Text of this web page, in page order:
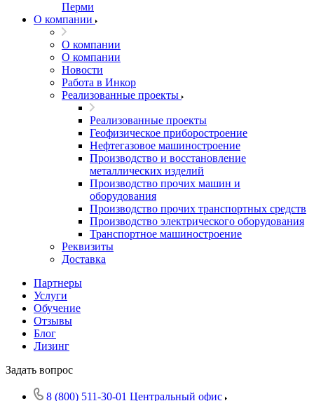
Перми
О компании
О компании
О компании
Новости
Работа в Инкор
Реализованные проекты
Реализованные проекты
Геофизическое приборостроение
Нефтегазовое машиностроение
Производство и восстановление
металлических изделий
Производство прочих машин и
оборудования
Производство прочих транспортных средств
Производство электрического оборудования
Транспортное машиностроение
Реквизиты
Доставка
Партнеры
Услуги
Обучение
Отзывы
Блог
Лизинг
Задать вопрос
8 (800) 511-30-01 Центральный офис